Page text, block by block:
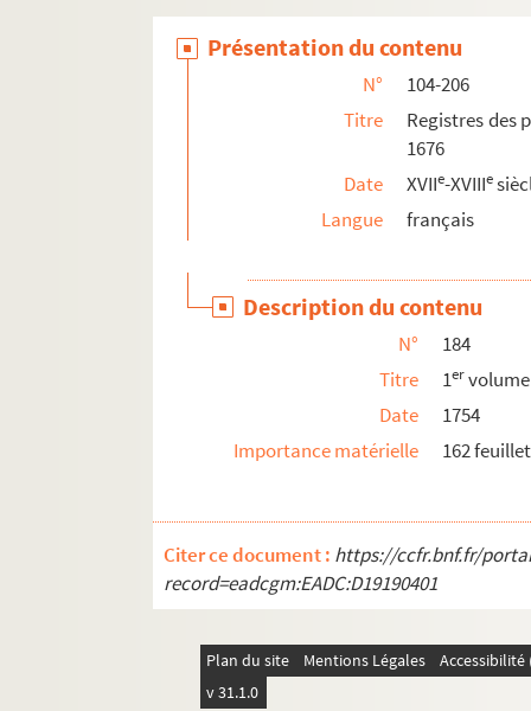
208. « Livre de compoix, cadastre ou
210. « Copie de la recognoissance du lieu de
211. Copie de la reconnaissance de
212. « Lieve de Villardonnel, tirée des
214. « Cayer du livre des estimes, compois et
215. « Estat des sommes imposées au lieu de
221. Monographie du cloître de Villemartin,
222. « Correspondance du comité civil et
224. Plans et cartes des places fortifiées de la
225. Plans de la seigneurie de Roullens
Présentation du contenu
N°
104-206
Titre
Registres des
1676
Date
XVIIe-XVIIIe
Langue
français
Description du contenu
N°
184
Titre
1ervolume
Date
1754
Importance matérielle
162
Citer ce document : https://ccfr.bnf.fr/
record=eadcgm:EADC:D19190401
Plan du site Mentions Légales
v 31.1.0